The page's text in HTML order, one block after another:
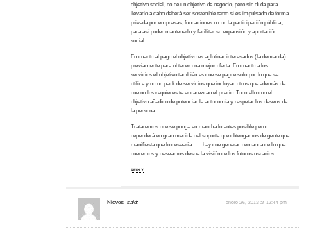
objetivo social, no de un objetivo de negocio, pero sin duda para
llevarlo a cabo deberá ser sostenible tanto si es impulsado de forma
privada por empresas, fundaciones o con la participación pública,
para así poder mantenerlo y facilitar su expansión y aportación
social.
En cuanto al pago el objetivo es aglutinar interesados (la demanda)
previamente para obtener una mejor oferta. En cuanto a los
servicios el objetivo también es que se pague solo por lo que se
utilice y no un pack de servicios que incluyan otros que además de
que no los requieres te encarezcan el precio. Todo ello con el
objetivo añadido de potenciar la autonomía y respetar los deseos de
la persona.
Trataremos que se ponga en marcha lo antes posible pero
dependerá en gran medida del soporte que obtengamos de gente que
manifiesta que lo desearía……hay que generar demanda de lo que
queremos y deseamos desde la visión de los futuros usuarios.
REPLY
Nieves said: enero 26, 2013 at 12:44 pm